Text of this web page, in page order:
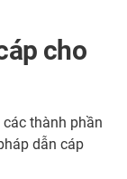
cho
thành phần
dẫn cáp